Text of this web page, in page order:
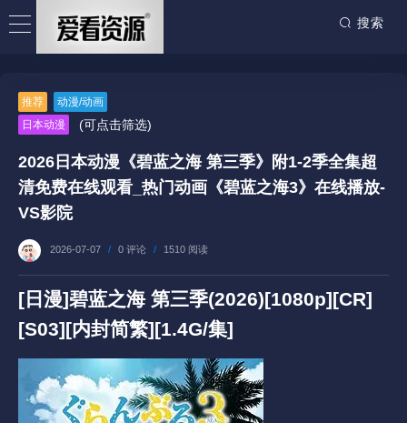
搜索
推荐
动漫/动画
日本动漫
(可点击筛选)
2026日本动漫《碧蓝之海 第三季》附1-2季全集超
清免费在线观看_热门动画《碧蓝之海3》在线播放-
VS影院
2026-07-07 / 0 评论 / 1510 阅读
[日漫]碧蓝之海 第三季(2026)[1080p][CR]
[S03][内封简繁][1.4G/集]